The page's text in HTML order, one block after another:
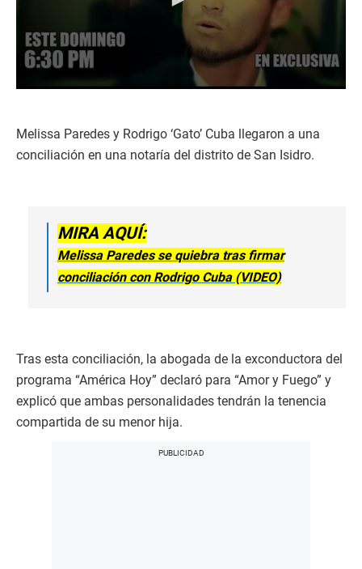
c
n
e
c
o
d
s
Melissa Paredes y Rodrigo ‘Gato’ Cuba llegaron a una
conciliación en una notaría del distrito de San Isidro.
MIRA AQUÍ:
Melissa Paredes se quiebra tras firmar
conciliación con Rodrigo Cuba (VIDEO)
Tras esta conciliación, la abogada de la exconductora del
programa “América Hoy” declaró para “Amor y Fuego” y
explicó que ambas personalidades tendrán la tenencia
compartida de su menor hija.